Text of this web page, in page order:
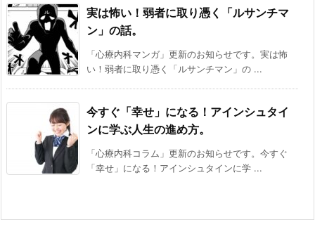
実は怖い！弱者に取り憑く「ルサンチマ
ン」の話。
「心療内科マンガ」更新のお知らせです。実は怖
い！弱者に取り憑く「ルサンチマン」の ...
今すぐ「幸せ」になる！アインシュタイ
ンに学ぶ人生の進め方。
「心療内科コラム」更新のお知らせです。今すぐ
「幸せ」になる！アインシュタインに学 ...